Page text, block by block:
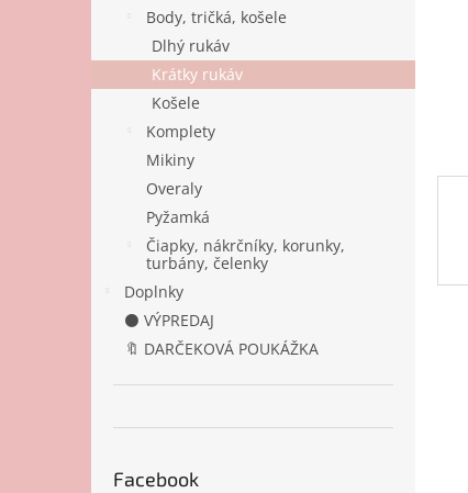
Body, tričká, košele
Dlhý rukáv
Krátky rukáv
Košele
Komplety
Mikiny
Overaly
Pyžamká
Čiapky, nákrčníky, korunky,
turbány, čelenky
Doplnky
⚫ VÝPREDAJ
🔖 DARČEKOVÁ POUKÁŽKA
Facebook